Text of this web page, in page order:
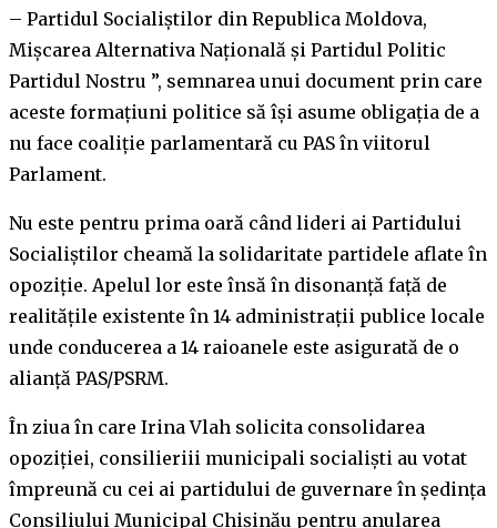
– Partidul Socialiştilor din Republica Moldova,
Mişcarea Alternativa Naţională şi Partidul Politic
Partidul Nostru ”, semnarea unui document prin care
aceste formațiuni politice să își asume obligaţia de a
nu face coaliţie parlamentară cu PAS în viitorul
Parlament.
Nu este pentru prima oară când lideri ai Partidului
Socialiștilor cheamă la solidaritate partidele aflate în
opoziție. Apelul lor este însă în disonanță față de
realitățile existente în 14 administrații publice locale
unde conducerea a 14 raioanele este asigurată de o
alianță PAS/PSRM.
În ziua în care Irina Vlah solicita consolidarea
opoziției, consilieriii municipali socialiști au votat
împreună cu cei ai partidului de guvernare în ședința
Consiliului Municipal Chișinău pentru anularea